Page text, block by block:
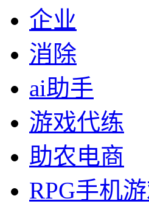
企业
消除
ai助手
游戏代练
助农电商
RPG手机